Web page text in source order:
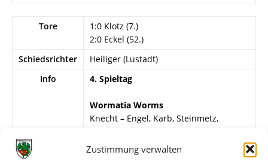
Zustimmung verwalten
Tore
1:0 Klotz (7.)
2:0 Eckel (52.)
Schiedsrichter
Heiliger (Lustadt)
Info
4. Spieltag
Wormatia Worms
Knecht – Engel, Karb, Steinmetz,
Wagner, H.-J. Schlösser.